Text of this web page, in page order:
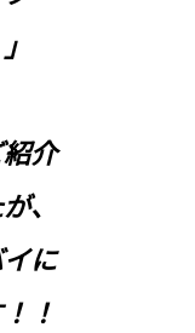
介
、
に
！